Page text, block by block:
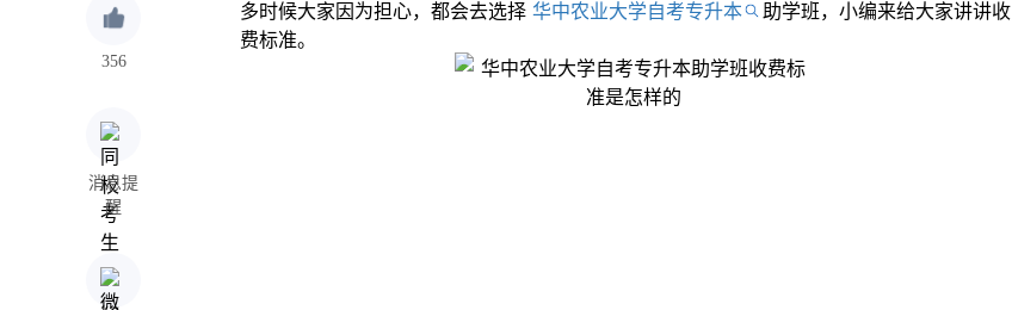
356
消息提
醒
多时候大家因为担心，都会去选择 华中农业大学自考专升本
助学班，小编来给大家讲讲收
费标准。